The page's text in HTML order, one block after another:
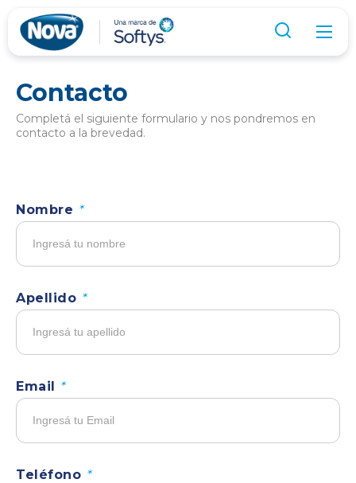
Contacto
Completá el siguiente formulario y nos pondremos en
contacto a la brevedad.
Nombre *
Apellido *
Email *
Teléfono *